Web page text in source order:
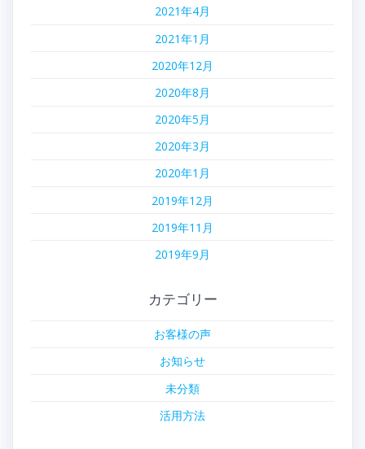
2021年4月
2021年1月
2020年12月
2020年8月
2020年5月
2020年3月
2020年1月
2019年12月
2019年11月
2019年9月
カテゴリー
お客様の声
お知らせ
未分類
活用方法